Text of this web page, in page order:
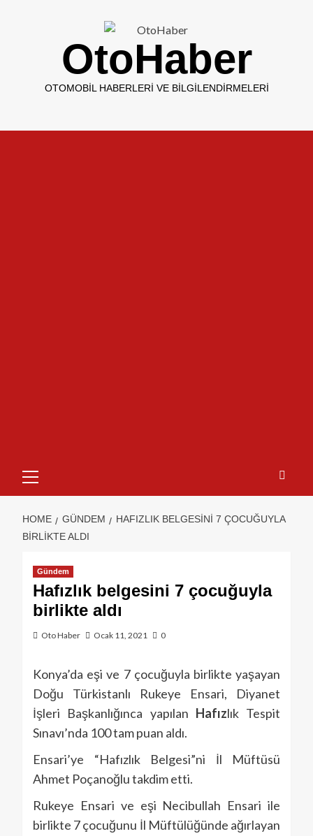
OtoHaber
OTOMOBIL HABERLERI VE BILGILENDIRMELERI
HOME GÜNDEM
HAFIZLIK BELGESINI 7 ÇOCUĞUYLA
BIRLIKTE ALDI
Gündem
Hafızlık belgesini 7 çocuğuyla
birlikte aldı
Oto Haber Ocak 11, 2021 0
Konya’da eşi ve 7 çocuğuyla birlikte yaşayan
Doğu Türkistanlı Rukeye Ensari, Diyanet
İşleri Başkanlığınca yapılan Hafızlık Tespit
Sınavı’nda 100 tam puan aldı.
Ensari’ye “Hafızlık Belgesi”ni İl Müftüsü
Ahmet Poçanoğlu takdim etti.
Rukeye Ensari ve eşi Necibullah Ensari ile
birlikte 7 çocuğunu İl Müftülüğünde ağırlayan